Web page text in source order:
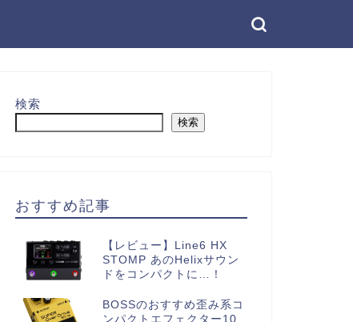
検索
検索
おすすめ記事
【レビュー】Line6 HX
STOMP あのHelixサウン
ドをコンパクトに…！
BOSSのおすすめ歪み系コ
ンパクトエフェクター10